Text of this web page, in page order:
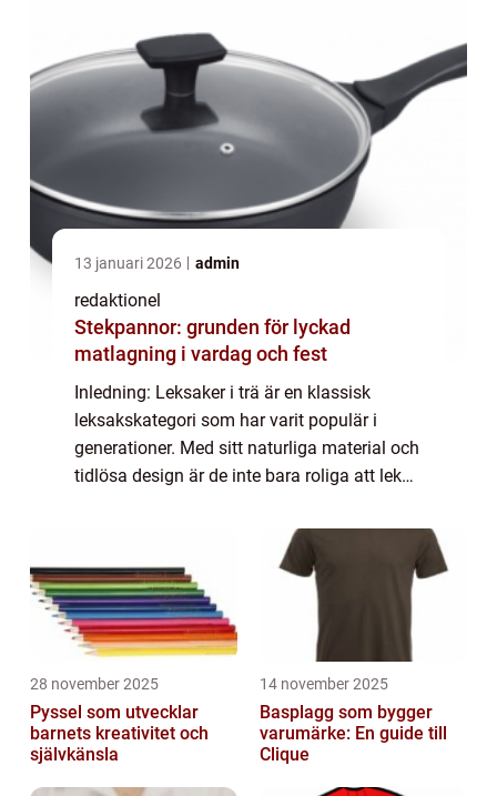
13 januari 2026 admin
redaktionel
Stekpannor: grunden för lyckad
matlagning i vardag och fest
Inledning: Leksaker i trä är en klassisk
leksakskategori som har varit populär i
generationer. Med sitt naturliga material och
tidlösa design är de inte bara roliga att leka
i olika åldrar. I denna artikel ...
28 november 2025
Pyssel som utvecklar
barnets kreativitet och
självkänsla
14 november 2025
Basplagg som bygger
varumärke: En guide till
Clique